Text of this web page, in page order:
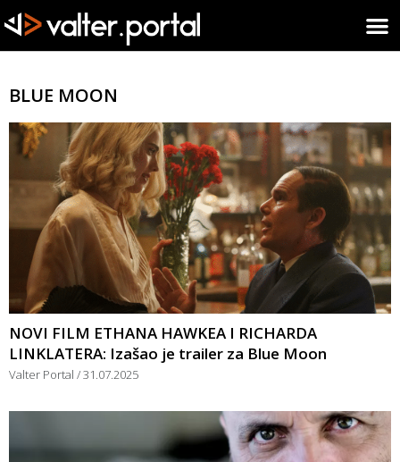
BLUE MOON
NOVI FILM ETHANA HAWKEA I RICHARDA
LINKLATERA: Izašao je trailer za Blue Moon
Valter Portal 31.07.2025